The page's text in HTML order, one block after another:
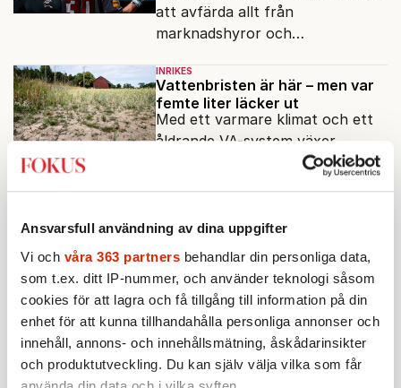
Ansvarsfull användning av dina uppgifter
Vi och våra 363 partners behandlar din personliga data,
som t.ex. ditt IP-nummer, och använder teknologi såsom
cookies för att lagra och få tillgång till information på din
enhet för att kunna tillhandahålla personliga annonser och
innehåll, annons- och innehållsmätning, åskådarinsikter
och produktutveckling. Du kan själv välja vilka som får
att avfärda allt från
marknadshyror och
om antisemitism.
INRIKES
Vattenbristen är här – men var
femte liter läcker ut
Med ett varmare klimat och ett
åldrande VA-system växer
frågan: vem har egentligen
”Sverige behöver en grön ny
Socialdemokratin måste lära av
sin historia och möta kriserna
med en framåtblickande
strukturpolitik för att göra
Sverige långsiktigt hållbart,
jämlikt och kriståligt.
Av: Annie Ross•
Risk för politiskt sommarkaos i